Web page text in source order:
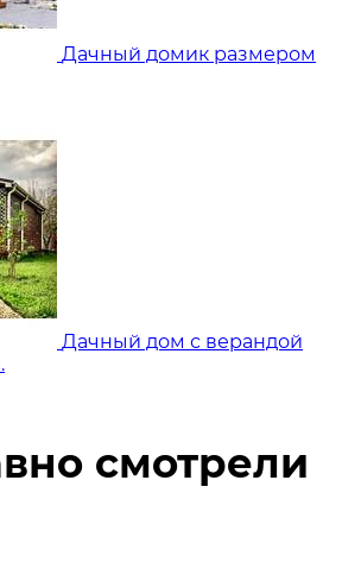
Дачный домик размером
Дачный дом с верандой
смотрели